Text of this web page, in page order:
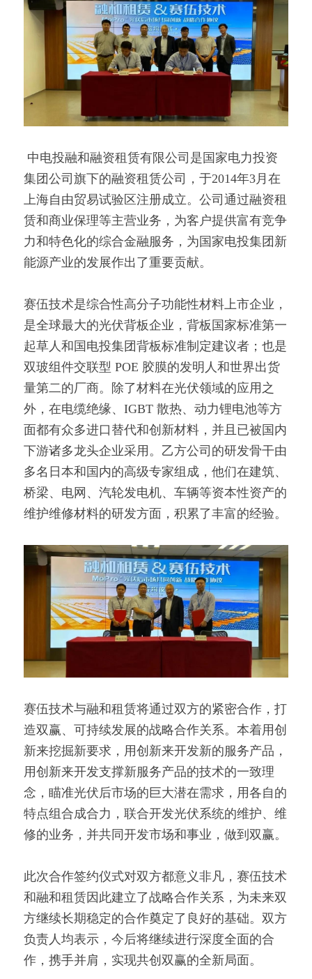
集团公司旗下的融资租赁公司，于2014年3月在
上海自由贸易试验区注册成立。公司通过融资租
赁和商业保理等主营业务，为客户提供富有竞争
力和特色化的综合金融服务，为国家电投集团新
能源产业的发展作出了重要贡献。
赛伍技术是综合性高分子功能性材料上市企业，
是全球最大的光伏背板企业，背板国家标准第一
起草人和国电投集团背板标准制定建议者；也是
双玻组件交联型 POE 胶膜的发明人和世界出货
量第二的厂商。除了材料在光伏领域的应用之
外，在电缆绝缘、IGBT 散热、动力锂电池等方
面都有众多进口替代和创新材料，并且已被国内
下游诸多龙头企业采用。乙方公司的研发骨干由
多名日本和国内的高级专家组成，他们在建筑、
桥梁、电网、汽轮发电机、车辆等资本性资产的
维护维修材料的研发方面，积累了丰富的经验。
赛伍技术与融和租赁将通过双方的紧密合作，打
造双赢、可持续发展的战略合作关系。本着用创
新来挖掘新要求，用创新来开发新的服务产品，
用创新来开发支撑新服务产品的技术的一致理
念，瞄准光伏后市场的巨大潜在需求，用各自的
特点组合成合力，联合开发光伏系统的维护、维
修的业务，并共同开发市场和事业，做到双赢。
此次合作签约仪式对双方都意义非凡，赛伍技术
和融和租赁因此建立了战略合作关系，为未来双
方继续长期稳定的合作奠定了良好的基础。双方
负责人均表示，今后将继续进行深度全面的合
作，携手并肩，实现共创双赢的全新局面。